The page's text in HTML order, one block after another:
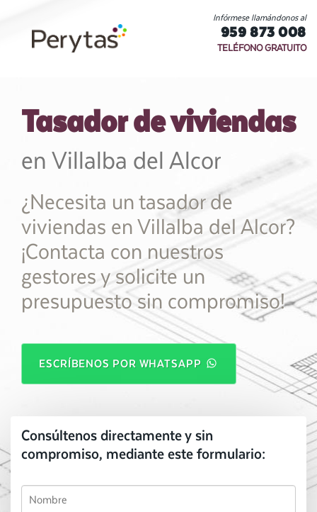
Infórmese llamándonos al
959 873 008
TELÉFONO GRATUITO
Tasador de viviendas
en Villalba del Alcor
¿Necesita un tasador de
viviendas en Villalba del Alcor?
¡Contacta con nuestros
gestores y solicite un
presupuesto sin compromiso!
ESCRÍBENOS POR WHATSAPP
Consúltenos directamente y sin
compromiso, mediante este formulario: